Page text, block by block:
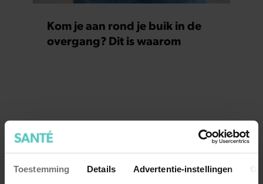
Toestemming Details Advertentie-instellingen
Kom je aan rond je buik in de
overgang? Dit is waarom